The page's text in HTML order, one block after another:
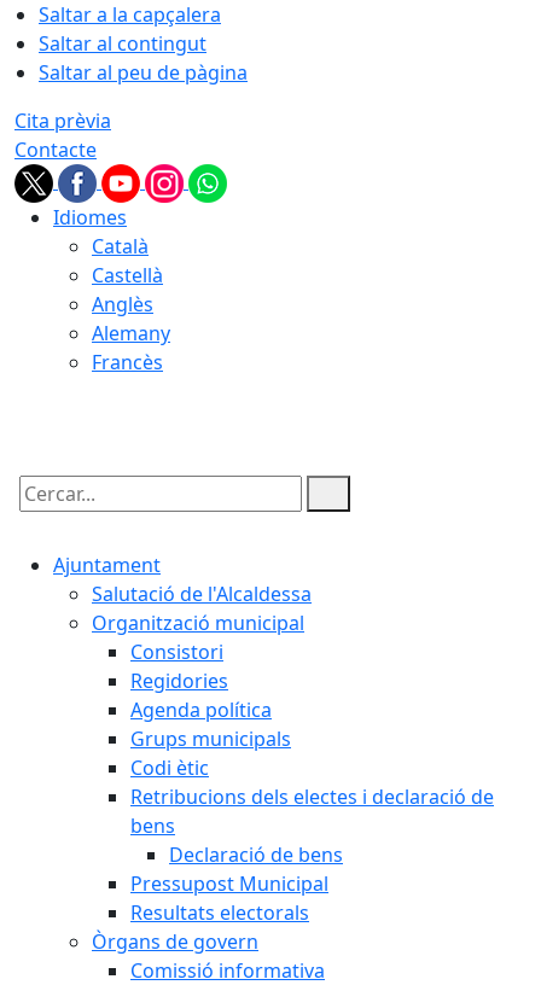
Saltar a la capçalera
Saltar al contingut
Saltar al peu de pàgina
Cita prèvia
Contacte
Idiomes
Català
Castellà
Anglès
Alemany
Francès
Cercar:
Ajuntament
Salutació de l'Alcaldessa
Organització municipal
Consistori
Regidories
Agenda política
Grups municipals
Codi ètic
Retribucions dels electes i declaració de
bens
Declaració de bens
Pressupost Municipal
Resultats electorals
Òrgans de govern
Comissió informativa